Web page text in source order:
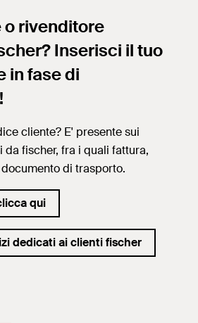
o rivenditore
Inserisci il tuo
in fase di
cliente? E' presente sui
fischer, fra i quali fattura,
di trasporto.
qui
dedicati ai clienti fischer